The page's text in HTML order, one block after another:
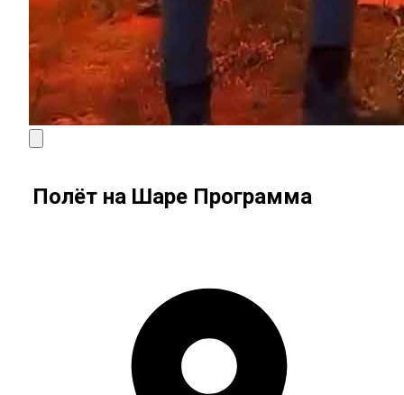
Полёт на Шаре Программа